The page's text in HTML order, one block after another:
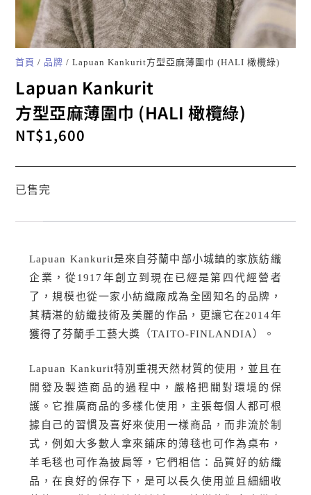
首頁 / 品牌 / Lapuan Kankurit方型亞麻薄圍巾 (HALI 橄欖綠)
Lapuan Kankurit
方型亞麻薄圍巾 (HALI 橄欖綠)
NT$1,600
已售完
Lapuan Kankurit是來自芬蘭中部小城鎮的家族紡織
企業，從1917年創立到現在已經是第四代經營者
了，規模也從一家小紡織廠成為全國知名的品牌，
其精湛的紡織技術及美麗的作品，更讓它在2014年
獲得了芬蘭手工藝大獎（TAITO-FINLANDIA）。
Lapuan Kankurit特別重視天然材質的使用，並且在
開發及製造商品的過程中，嚴格把關對環境的保
護。它推廣商品的多樣化使用，主張每個人都可根
據自己的習慣及喜好來使用一樣商品，而非流於制
式，例如大多數人拿來鋪床的薄毯也可作為桌布，
羊毛毯也可作為披肩等，它們相信：品質好的紡織
品，在良好的保存下，是可以長久使用並且細細收